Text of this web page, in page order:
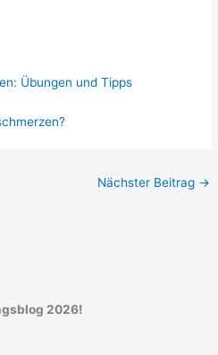
Übungen und Tipps
Nächster Beitrag →
2026!